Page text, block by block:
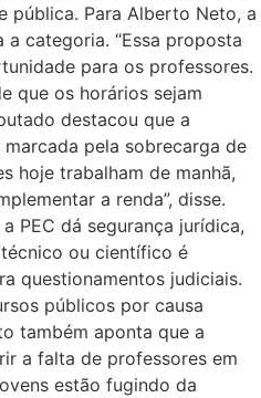
pública. Para Alberto Neto, a
categoria. “Essa proposta
para os professores.
que os horários sejam
destacou que a
pela sobrecarga de
hoje trabalham de manhã,
a renda”, disse.
PEC dá segurança jurídica,
ou científico é
questionamentos judiciais.
públicos por causa
também aponta que a
a falta de professores em
estão fugindo da